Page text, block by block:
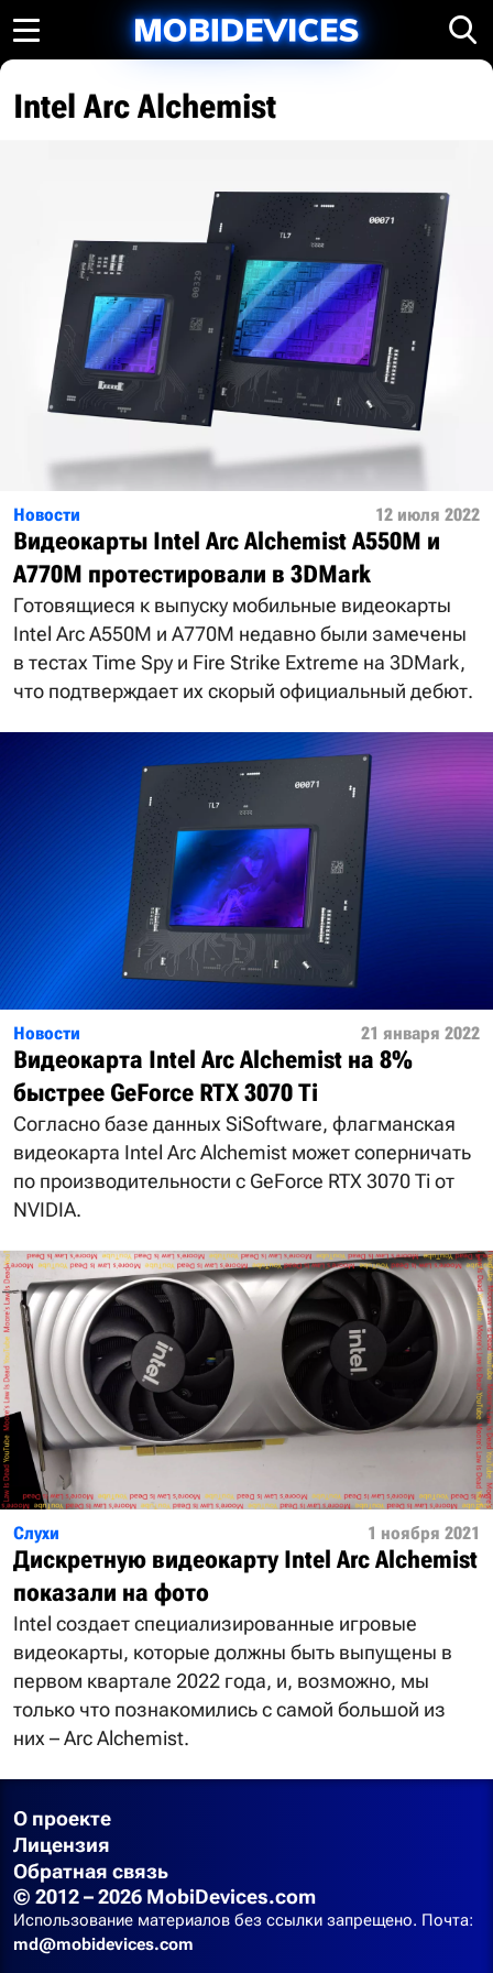
Intel Arc Alchemist
Новости 12 июля 2022
Видеокарты Intel Arc Alchemist A550M и
A770M протестировали в 3DMark
Готовящиеся к выпуску мобильные видеокарты
Intel Arc A550M и A770M недавно были замечены
в тестах Time Spy и Fire Strike Extreme на 3DMark,
что подтверждает их скорый официальный дебют.
Новости 21 января 2022
Видеокарта Intel Arc Alchemist на 8%
быстрее GeForce RTX 3070 Ti
Согласно базе данных SiSoftware, флагманская
видеокарта Intel Arc Alchemist может соперничать
по производительности с GeForce RTX 3070 Ti от
NVIDIA.
Слухи 1 ноября 2021
Дискретную видеокарту Intel Arc Alchemist
показали на фото
Intel создает специализированные игровые
видеокарты, которые должны быть выпущены в
первом квартале 2022 года, и, возможно, мы
только что познакомились с самой большой из
них – Arc Alchemist.
О проекте
Лицензия
Обратная связь
© 2012 – 2026 MobiDevices.com
Использование материалов без ссылки запрещено. Почта:
md@mobidevices.com